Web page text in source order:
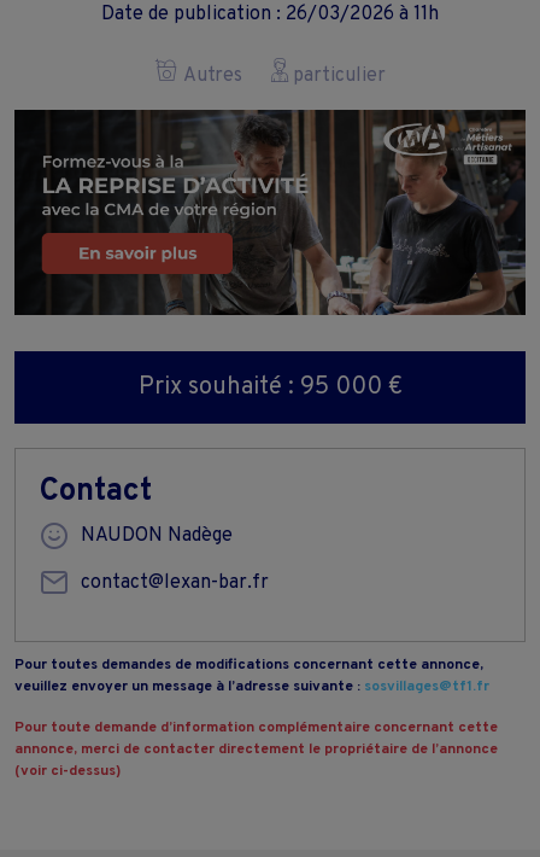
Date de publication : 26/03/2026 à 11h
Autres particulier
Prix souhaité : 95 000 €
Contact
NAUDON Nadège
contact@lexan-bar.fr
Pour toutes demandes de modifications concernant cette annonce,
veuillez envoyer un message à l’adresse suivante : sosvillages@tf1.fr
Pour toute demande d’information complémentaire concernant cette
annonce, merci de contacter directement le propriétaire de l’annonce
(voir ci-dessus)